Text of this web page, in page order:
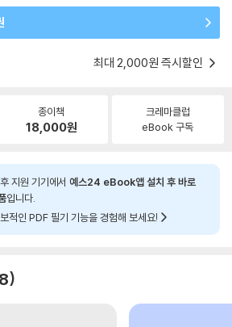
최대 2,000원 즉시할인
종이책
18,000원
크레마클럽
eBook 구독
지원 기기에서 예스24 eBook앱 설치 후 바로
입니다.
적인 PDF 필기 기능을 경험해 보세요!
8